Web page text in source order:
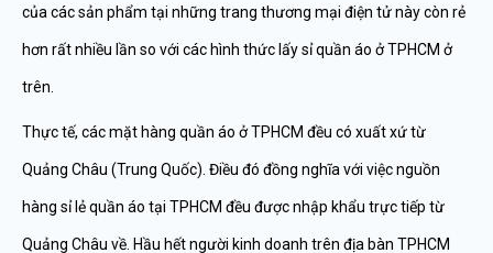
của các sản phẩm tại những trang thương mại điện tử này còn rẻ
hơn rất nhiều lần so với các hình thức lấy sỉ quần áo ở TPHCM ở
trên.
Thực tế, các mặt hàng quần áo ở TPHCM đều có xuất xứ từ
Quảng Châu (Trung Quốc). Điều đó đồng nghĩa với việc nguồn
hàng sỉ lẻ quần áo tại TPHCM đều được nhập khẩu trực tiếp từ
Quảng Châu về. Hầu hết người kinh doanh trên địa bàn TPHCM